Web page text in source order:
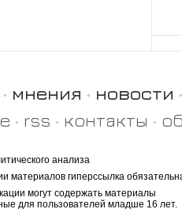
мнения новости
rss контакты
анализа
материалов гиперссылка
могут содержать материалы
для пользователей младше 16 лет.